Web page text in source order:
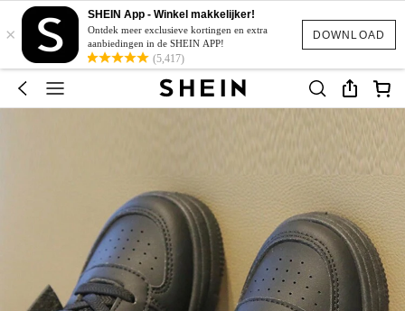
DOWNLOAD
×
SHEIN App - Winkel makkelijker!
Ontdek meer exclusieve kortingen en extra
aanbiedingen in de SHEIN APP!
(5,417)